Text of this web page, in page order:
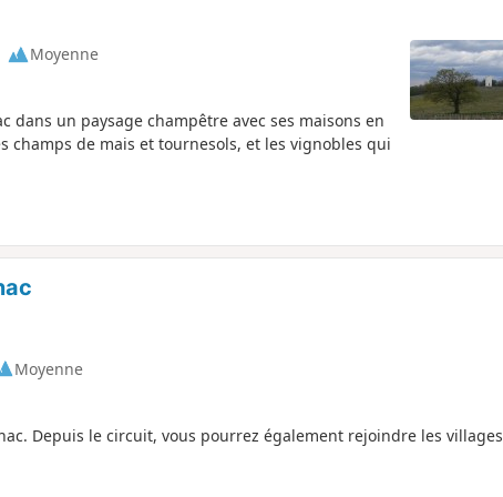
Moyenne
dans un paysage champêtre avec ses maisons en
champs de mais et tournesols, et les vignobles qui
Moyenne
Depuis le circuit, vous pourrez également rejoindre les villages